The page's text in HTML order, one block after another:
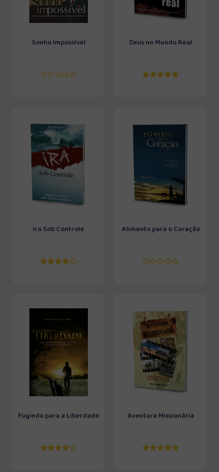
Sonho Impossível Deus no Mundo Real
Ira Sob Controle Alimento para o Coração
Fugindo para a Liberdade Aventura Missionária